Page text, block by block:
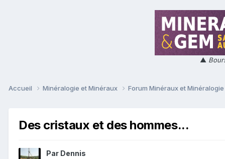
▲
Accueil Minéralogie et Minéraux Forum Minéraux et Minéralogie
Des cristaux et des hommes...
Par Dennis